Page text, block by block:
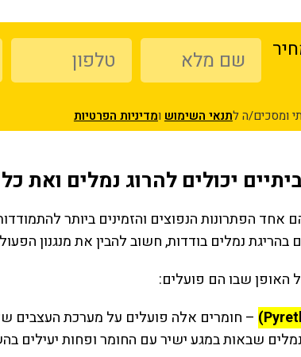
ומסכים/ה לתנאי השימוש ומדיניות הפרטיות
יכולים להרוג נמלים ואת
אחד הפתרונות הנפוצים והזמינים ביותר
בהריגת נמלים בודדות, חשוב להבין את מנגנון
האופן שבו הם פועלים:
– חומרים אלה פועלים על מערכת העצבים
שבאות במגע ישיר עם החומר ופחות יעילים